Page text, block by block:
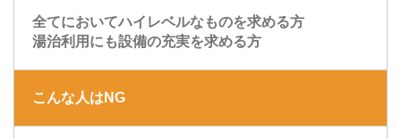
全てにおいてハイレベルなものを求める方
湯治利用にも設備の充実を求める方
こんな人はNG